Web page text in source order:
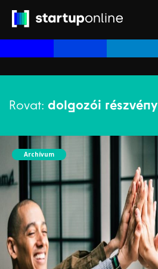
Rovat: dolgozói részvény
Archívum